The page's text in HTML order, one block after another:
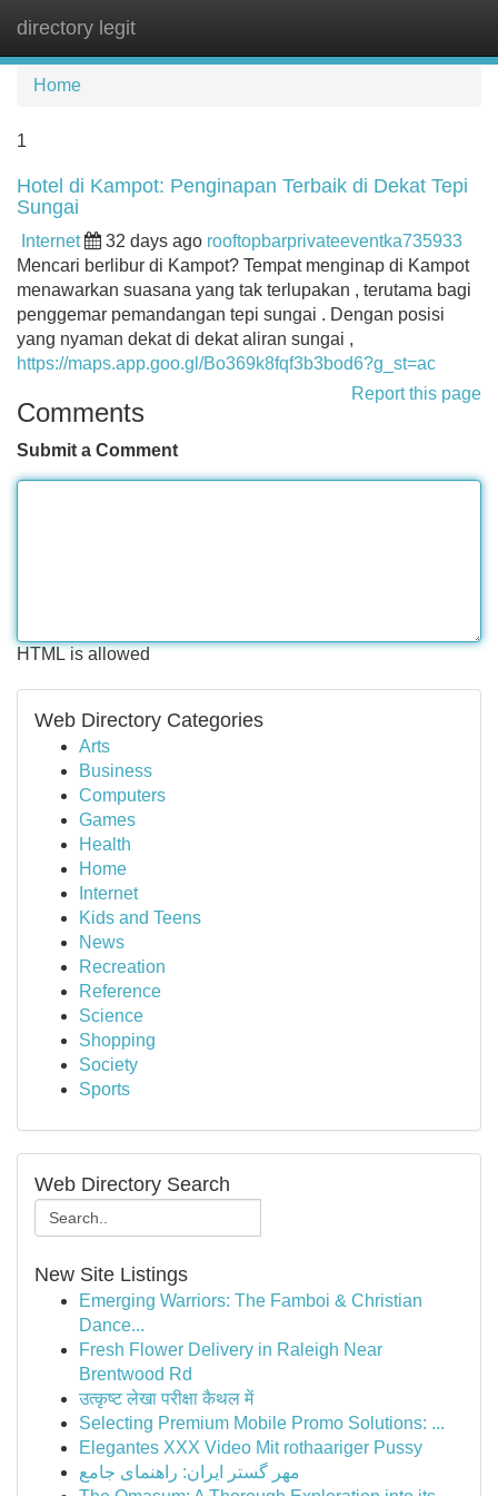
directory legit
Home
1
Hotel di Kampot: Penginapan Terbaik di Dekat Tepi
Sungai
Internet 32 days ago rooftopbarprivateeventka735933
Mencari berlibur di Kampot? Tempat menginap di Kampot
menawarkan suasana yang tak terlupakan , terutama bagi
penggemar pemandangan tepi sungai . Dengan posisi
yang nyaman dekat di dekat aliran sungai ,
https://maps.app.goo.gl/Bo369k8fqf3b3bod6?g_st=ac
Report this page
Comments
Submit a Comment
HTML is allowed
Web Directory Categories
Arts
Business
Computers
Games
Health
Home
Internet
Kids and Teens
News
Recreation
Reference
Science
Shopping
Society
Sports
Web Directory Search
New Site Listings
Emerging Warriors: The Famboi & Christian
Dance...
Fresh Flower Delivery in Raleigh Near
Brentwood Rd
उत्कृष्ट लेखा परीक्षा कैथल में
Selecting Premium Mobile Promo Solutions: ...
Elegantes XXX Video Mit rothaariger Pussy
مهر گستر ایران: راهنمای جامع